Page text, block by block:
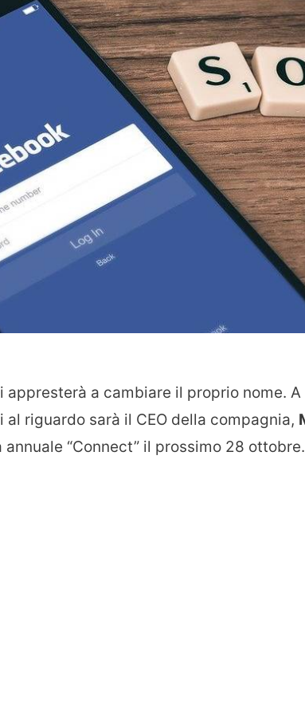
appresterà a cambiare il proprio nome.
riguardo sarà il CEO della compagnia,
“Connect” il prossimo 28 ottobre.